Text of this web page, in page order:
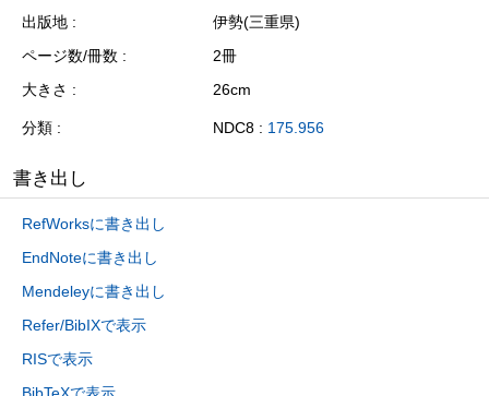
出版地
伊勢(三重県)
ページ数/冊数
2冊
大きさ
26cm
分類 NDC8 : 175.956
書き出し
RefWorksに書き出し
EndNoteに書き出し
Mendeleyに書き出し
Refer/BibIXで表示
RISで表示
BibTeXで表示